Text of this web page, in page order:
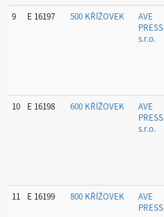
9 E 16197 500 KŘÍŽOVEK
AVE
PRESS
s.r.o.
10 E 16198 600 KŘÍŽOVEK
AVE
PRESS
s.r.o.
11 E 16199 800 KŘÍŽOVEK
AVE
PRESS